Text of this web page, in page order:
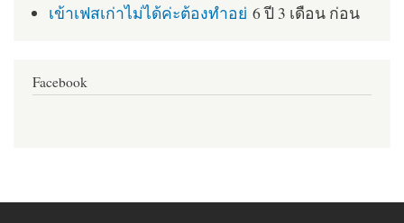
เข้าเฟสเก่าไม่ได้ค่ะต้องทำอย่ 6 ปี 3 เดือน ก่อน
Facebook